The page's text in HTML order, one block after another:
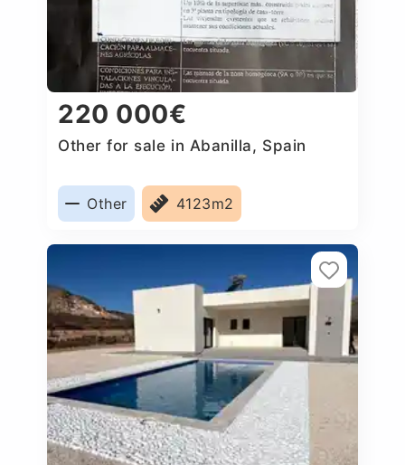
220 000€
Other for sale in Abanilla, Spain
Other 4123m2